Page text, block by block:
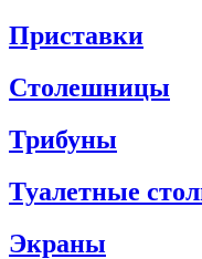
Приставки
Столешницы
Трибуны
Туалетные
Экраны